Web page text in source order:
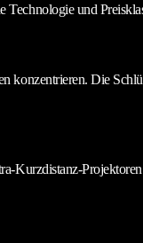
und
konzentrieren. Die
Kurzdistanz-